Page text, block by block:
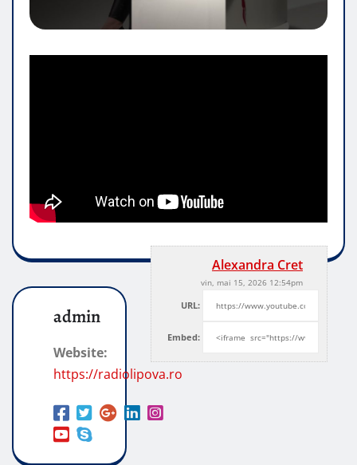
Alexandra Cret
vin, mai 15, 2026 12:54pm
URL:
Embed:
admin
Website:
https://radiolipova.ro